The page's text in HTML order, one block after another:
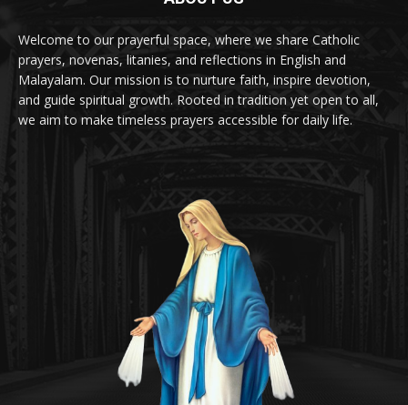
Welcome to our prayerful space, where we share Catholic
prayers, novenas, litanies, and reflections in English and
Malayalam. Our mission is to nurture faith, inspire devotion,
and guide spiritual growth. Rooted in tradition yet open to all,
we aim to make timeless prayers accessible for daily life.